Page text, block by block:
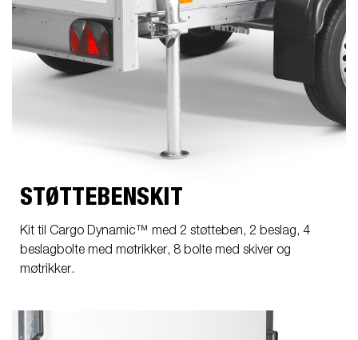
STØTTEBENSKIT
Kit til Cargo Dynamic™ med 2 støtteben, 2 beslag, 4
beslagbolte med møtrikker, 8 bolte med skiver og
møtrikker.